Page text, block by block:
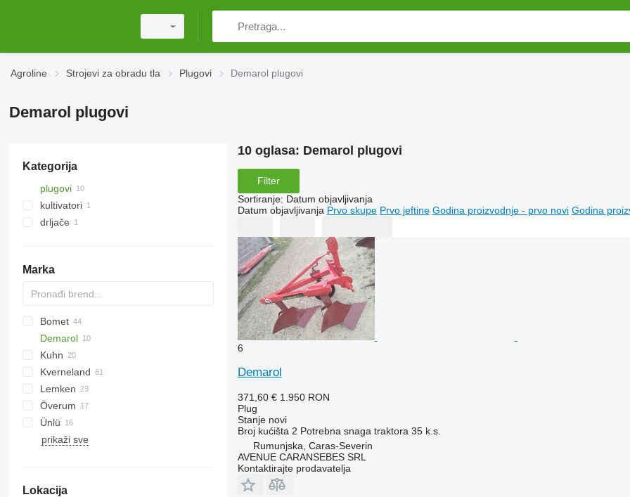
Agroline Strojevi za obradu tla Plugovi Demarol plugovi
Demarol plugovi
Kategorija
plugovi
kultivatori
drljače
Marka
PN
KM180
Cayron
Cayros
Teres
Tyrok
Bomet
U-series
Z-series
Demarol
Kuhn
Challenger
Manager
Vari-Master
Kverneland
EG
PB
RS
Lemken
Diamant
EurOpal
Juwel
VariOpal
5-35
Servo
Albatros
Kormoran
Supertaube
Eurostar
IBIS
PNV
Överum
Ünlü
prikaži sve
Lokacija
10 oglasa: Demarol plugovi
Filter
Sortiranje: Datum objavljivanja
Datum objavljivanja Prvo skupe Prvo jeftine Godina proizvodnje - prvo novi Godina
6
Demarol
371,60 € 1.950 RON
Plug
Stanjenovi
Broj kućišta 2 Potrebna snaga traktora 35 k.s.
Rumunjska, Caras-Severin
AVENUE CARANSEBES SRL
Kontaktirajte prodavatelja